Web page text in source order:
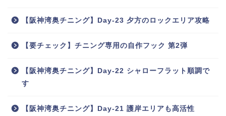
【阪神湾奥チニング】Day-23 夕方のロックエリア攻略
【要チェック】チニング専用の自作フック 第2弾
【阪神湾奥チニング】Day-22 シャローフラット順調で
す
【阪神湾奥チニング】Day-21 護岸エリアも高活性